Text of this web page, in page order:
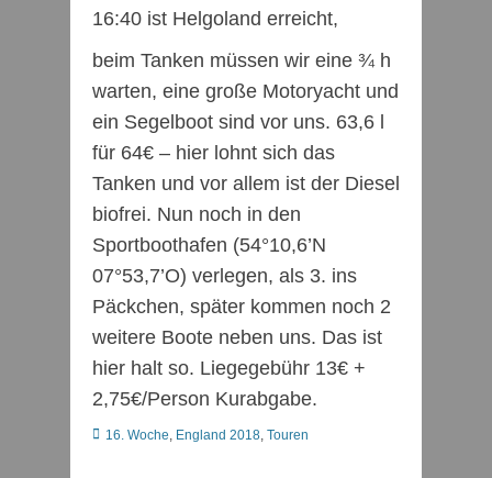
16:40 ist Helgoland erreicht,
beim Tanken müssen wir eine ¾ h
warten, eine große Motoryacht und
ein Segelboot sind vor uns. 63,6 l
für 64€ – hier lohnt sich das
Tanken und vor allem ist der Diesel
biofrei. Nun noch in den
Sportboothafen (54°10,6’N
07°53,7’O) verlegen, als 3. ins
Päckchen, später kommen noch 2
weitere Boote neben uns. Das ist
hier halt so. Liegegebühr 13€ +
2,75€/Person Kurabgabe.
Kategorien
16. Woche, England 2018, Touren